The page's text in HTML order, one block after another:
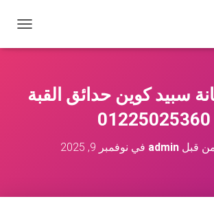
ب
سبيد كوين حدائق القبة
01225025360
قبلadmin في نوفمبر 9, 2025